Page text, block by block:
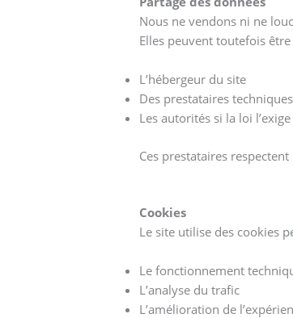
Nous ne vendons ni ne
Elles peuvent toutefois
L’hébergeur du site
Des prestataires
Les autorités si la loi l’exige
Ces prestataires respectent
Cookies
Le site utilise des cookies
Le fonctionnement
L’analyse du trafic
L’amélioration de